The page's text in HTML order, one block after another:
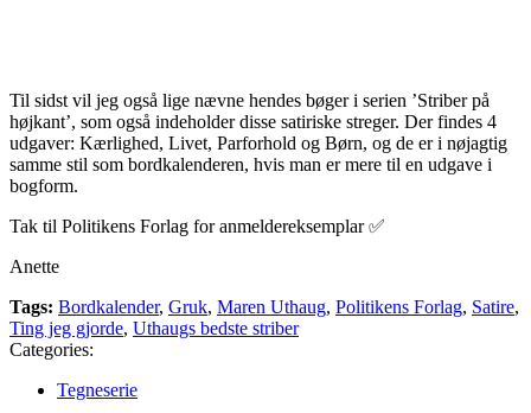
Til sidst vil jeg også lige nævne hendes bøger i serien ’Striber på
højkant’, som også indeholder disse satiriske streger. Der findes 4
udgaver: Kærlighed, Livet, Parforhold og Børn, og de er i nøjagtig
samme stil som bordkalenderen, hvis man er mere til en udgave i
bogform.
Tak til Politikens Forlag for anmeldereksemplar ✅
Anette
Tags: Bordkalender, Gruk, Maren Uthaug, Politikens Forlag, Satire,
Ting jeg gjorde, Uthaugs bedste striber
Categories:
Tegneserie